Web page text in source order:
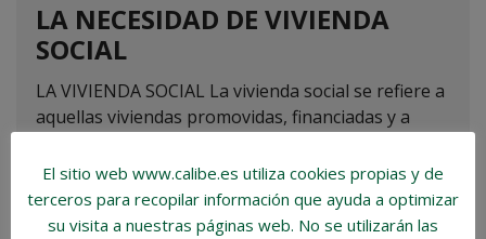
LA NECESIDAD DE VIVIENDA
SOCIAL
LA VIVIENDA SOCIAL La vivienda social se refiere a
aquellas viviendas promovidas, financiadas y a
entidades sin ánimo de lucro, con el objetivo de
proporcionar alojamientos asequibles a...
El sitio web www.calibe.es utiliza cookies propias y de
terceros para recopilar información que ayuda a optimizar
su visita a nuestras páginas web. No se utilizarán las